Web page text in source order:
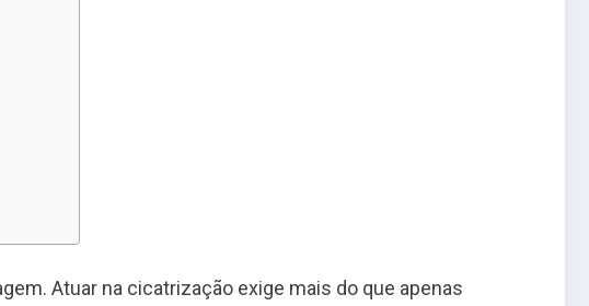
Atuar na cicatrização exige mais do que apenas